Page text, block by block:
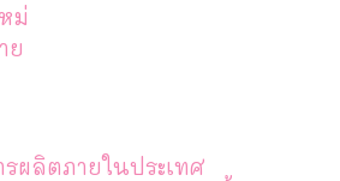
ม่
ย
ผลิตภายในประเทศ